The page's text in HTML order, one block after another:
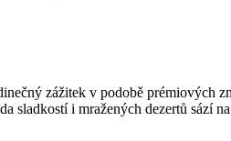
zážitek v podobě prémiových
sladkostí i mražených dezertů sází